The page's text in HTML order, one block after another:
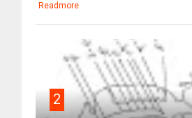
Readmore
2